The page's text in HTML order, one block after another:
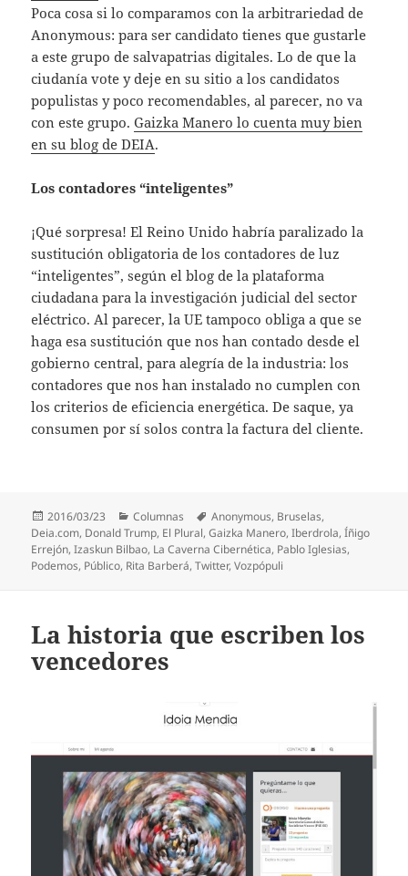
Poca cosa si lo comparamos con la arbitrariedad de
Anonymous: para ser candidato tienes que gustarle
a este grupo de salvapatrias digitales. Lo de que la
ciudanía vote y deje en su sitio a los candidatos
populistas y poco recomendables, al parecer, no va
con este grupo.Gaizka Manero lo cuenta muy bien
en su blog de DEIA.
Los contadores “inteligentes”
¡Qué sorpresa! El Reino Unido habría paralizado la
sustitución obligatoria de los contadores de luz
“inteligentes”, según el blog de la plataforma
ciudadana para la investigación judicial del sector
eléctrico. Al parecer, la UE tampoco obliga a que se
haga esa sustitución que nos han contado desde el
gobierno central, para alegría de la industria: los
contadores que nos han instalado no cumplen con
los criterios de eficiencia energética. De saque, ya
consumen por sí solos contra la factura del cliente.
Publicado
el
2016/03/23 Categorías
Columnas Etiquetas
Anonymous, Bruselas,
Deia.com, Donald Trump, El Plural,Gaizka Manero,Iberdrola,Íñigo
Errejón,Izaskun Bilbao, La Caverna Cibernética, Pablo Iglesias,
Podemos, Público, Rita Barberá,Twitter,Vozpópuli
La historia que escriben los
vencedores